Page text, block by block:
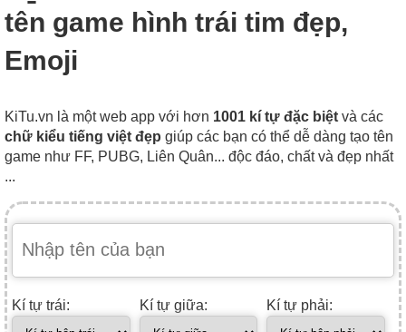
tên game hình trái tim đẹp,
Emoji
KiTu.vn là một web app với hơn 1001 kí tự đặc biệt và các
chữ kiểu tiếng việt đẹp giúp các bạn có thể dễ dàng tạo tên
game như FF, PUBG, Liên Quân... độc đáo, chất và đẹp nhất
...
Kí tự trái: Kí tự giữa: Kí tự phải: